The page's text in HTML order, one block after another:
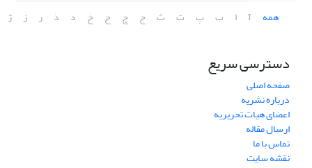
همه
آ ا ب پ ت ث ج چ ح خ د ذ ر ز ژ
دسترسی سریع
صفحه اصلی
درباره نشریه
اعضای هیات تحریریه
ارسال مقاله
تماس با ما
نقشه سایت